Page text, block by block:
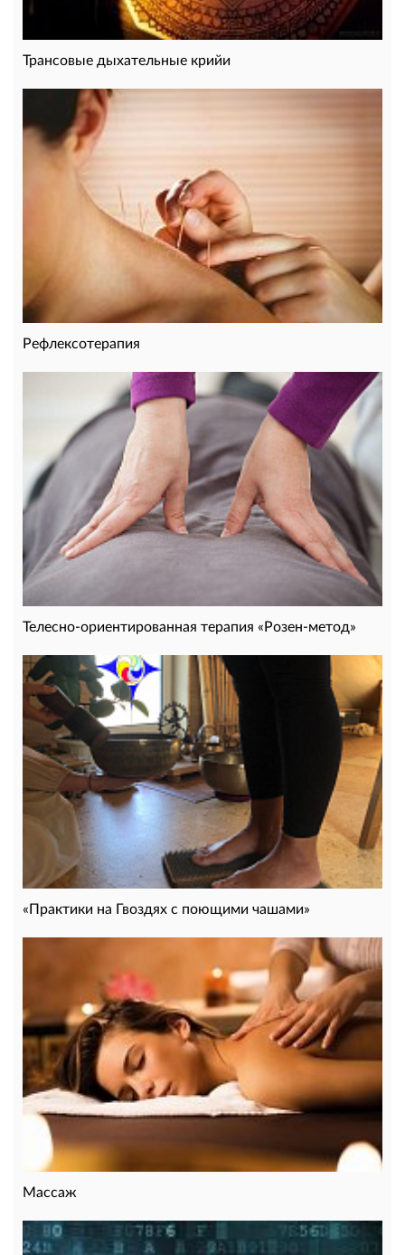
Трансовые дыхательные крийи
Рефлексотерапия
Телесно-ориентированная терапия «Розен-метод»
«Практики на Гвоздях с поющими чашами»
Массаж